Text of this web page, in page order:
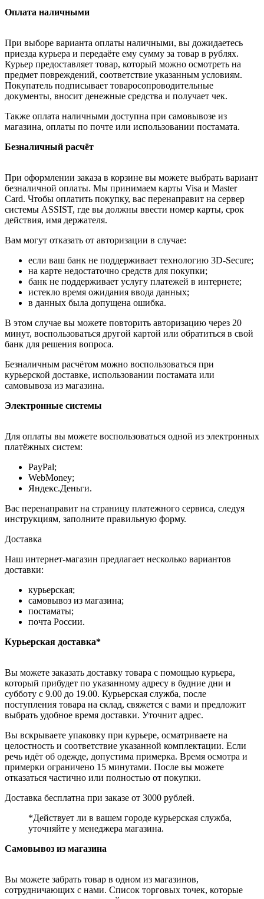
Оплата наличными
При выборе варианта оплаты наличными, вы дожидаетесь
приезда курьера и передаёте ему сумму за товар в рублях.
Курьер предоставляет товар, который можно осмотреть на
предмет повреждений, соответствие указанным условиям.
Покупатель подписывает товаросопроводительные
документы, вносит денежные средства и получает чек.
Также оплата наличными доступна при самовывозе из
магазина, оплаты по почте или использовании постамата.
Безналичный расчёт
При оформлении заказа в корзине вы можете выбрать вариант
безналичной оплаты. Мы принимаем карты Visa и Master
Card. Чтобы оплатить покупку, вас перенаправит на сервер
системы ASSIST, где вы должны ввести номер карты, срок
действия, имя держателя.
Вам могут отказать от авторизации в случае:
если ваш банк не поддерживает технологию 3D-Secure;
на карте недостаточно средств для покупки;
банк не поддерживает услугу платежей в интернете;
истекло время ожидания ввода данных;
в данных была допущена ошибка.
В этом случае вы можете повторить авторизацию через 20
минут, воспользоваться другой картой или обратиться в свой
банк для решения вопроса.
Безналичным расчётом можно воспользоваться при
курьерской доставке, использовании постамата или
самовывоза из магазина.
Электронные системы
Для оплаты вы можете воспользоваться одной из электронных
платёжных систем:
PayPal;
WebMoney;
Яндекс.Деньги.
Вас перенаправит на страницу платежного сервиса, следуя
инструкциям, заполните правильную форму.
Доставка
Наш интернет-магазин предлагает несколько вариантов
доставки:
курьерская;
самовывоз из магазина;
постаматы;
почта России.
Курьерская доставка*
Вы можете заказать доставку товара с помощью курьера,
который прибудет по указанному адресу в будние дни и
субботу с 9.00 до 19.00. Курьерская служба, после
поступления товара на склад, свяжется с вами и предложит
выбрать удобное время доставки. Уточнит адрес.
Вы вскрываете упаковку при курьере, осматриваете на
целостность и соответствие указанной комплектации. Если
речь идёт об одежде, допустима примерка. Время осмотра и
примерки ограничено 15 минутами. После вы можете
отказаться частично или полностью от покупки.
Доставка бесплатна при заказе от 3000 рублей.
*Действует ли в вашем городе курьерская служба,
уточняйте у менеджера магазина.
Самовывоз из магазина
Вы можете забрать товар в одном из магазинов,
сотрудничающих с нами. Список торговых точек, которые